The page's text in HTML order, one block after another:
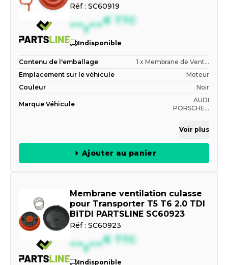
Réf : SC60919
--,--€ TTC
Indisponible
Contenu de l'emballage
1 x Membrane de Vent...
Emplacement sur le véhicule
Moteur
Couleur
Noir
Marque Véhicule
AUDI
PORSCHE...
Voir plus
Ajouter au panier
Membrane ventilation culasse
pour Transporter T5 T6 2.0 TDI
BiTDI PARTSLINE SC60923
Réf : SC60923
--,--€ TTC
Indisponible